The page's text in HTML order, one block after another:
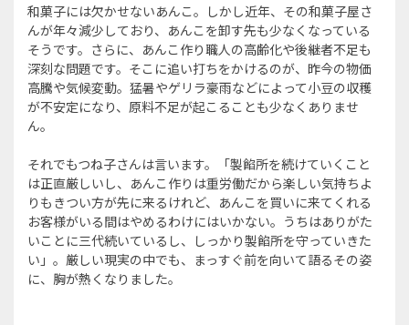
和菓子には欠かせないあんこ。しかし近年、その和菓子屋さ
んが年々減少しており、あんこを卸す先も少なくなっている
そうです。さらに、あんこ作り職人の高齢化や後継者不足も
深刻な問題です。そこに追い打ちをかけるのが、昨今の物価
高騰や気候変動。猛暑やゲリラ豪雨などによって小豆の収穫
が不安定になり、原料不足が起こることも少なくありませ
ん。
それでもつね子さんは言います。「製餡所を続けていくこと
は正直厳しいし、あんこ作りは重労働だから楽しい気持ちよ
りもきつい方が先に来るけれど、あんこを買いに来てくれる
お客様がいる間はやめるわけにはいかない。うちはありがた
いことに三代続いているし、しっかり製餡所を守っていきた
い」。厳しい現実の中でも、まっすぐ前を向いて語るその姿
に、胸が熱くなりました。